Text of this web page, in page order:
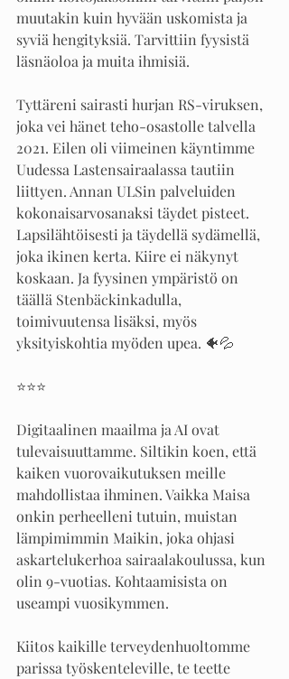
muutakin kuin hyvään uskomista ja
syviä hengityksiä. Tarvittiin fyysistä
läsnäoloa ja muita ihmisiä.
Tyttäreni sairasti hurjan RS-viruksen,
joka vei hänet teho-osastolle talvella
2021. Eilen oli viimeinen käyntimme
Uudessa Lastensairaalassa tautiin
liittyen. Annan ULSin palveluiden
kokonaisarvosanaksi täydet pisteet.
Lapsilähtöisesti ja täydellä sydämellä,
joka ikinen kerta. Kiire ei näkynyt
koskaan. Ja fyysinen ympäristö on
täällä Stenbäckinkadulla,
toimivuutensa lisäksi, myös
yksityiskohtia myöden upea. 🐠💦
⭐️⭐️⭐️
Digitaalinen maailma ja AI ovat
tulevaisuuttamme. Siltikin koen, että
kaiken vuorovaikutuksen meille
mahdollistaa ihminen. Vaikka Maisa
onkin perheelleni tutuin, muistan
lämpimimmin Maikin, joka ohjasi
askartelukerhoa sairaalakoulussa, kun
olin 9-vuotias. Kohtaamisista on
useampi vuosikymmen.
Kiitos kaikille terveydenhuoltomme
parissa työskenteleville, te teette